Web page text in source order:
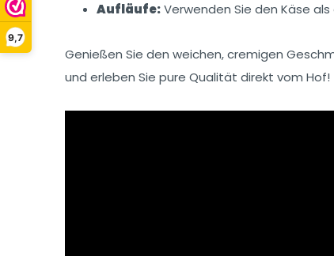
9,7
Aufläufe:Verwenden Sie den Käse
Genießen Sie den weichen, cremigen
und erleben Sie pure Qualität direkt vom Hof!